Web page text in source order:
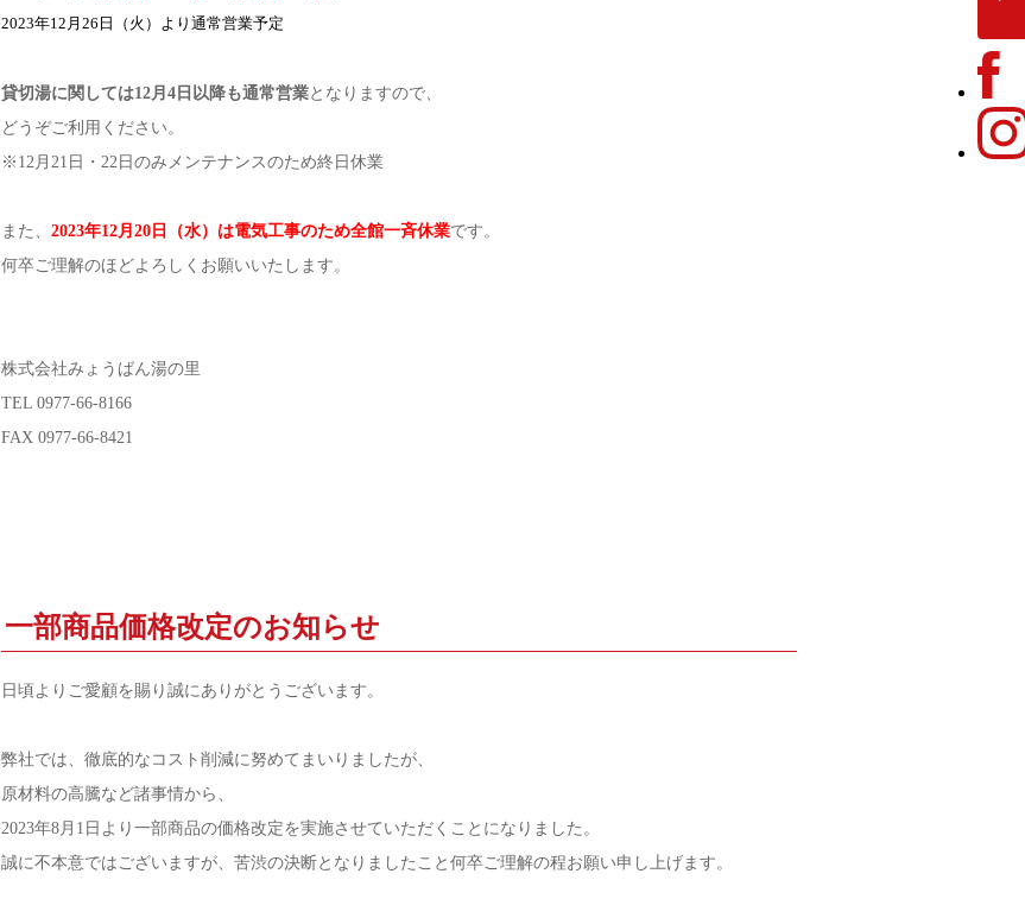
2023年12月26日（火）より通常営業予定
貸切湯に関しては12月4日以降も通常営業となりますので、
どうぞご利用ください。
※12月21日・22日のみメンテナンスのため終日休業
また、 2023年12月20日（水）は電気工事のため全館一斉休業です。
何卒ご理解のほどよろしくお願いいたします。
株式会社みょうばん湯の里
TEL 0977-66-8166
FAX 0977-66-8421
一部商品価格改定のお知らせ
日頃よりご愛顧を賜り誠にありがとうございます。
弊社では、徹底的なコスト削減に努めてまいりましたが、
原材料の高騰など諸事情から、
2023年8月1日より一部商品の価格改定を実施させていただくことになりました。
誠に不本意ではございますが、苦渋の決断となりましたこと何卒ご理解の程お願い申し上げます。